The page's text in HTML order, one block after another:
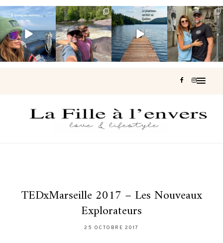
Voir une baleine
en photo, c’est
impressionnant
🐋...
Les Laurentides,
le Québec
version nature.
...
Et si je te disais
qu’il existe un
sentier où tu...
127 37
Montréal, une
très belle
surprise 🇨🇦
444
TEDxMarseille 2017 – Les Nouveaux
Explorateurs
25 OCTOBRE 2017